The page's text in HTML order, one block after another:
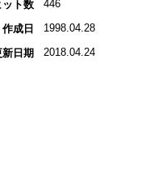
ット数
446
作成日 1998.04.28
新日期 2018.04.24